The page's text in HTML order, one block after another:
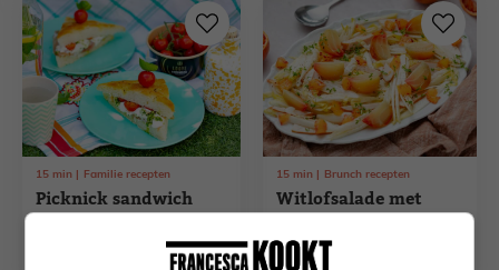
Picknick sandwich
Honingtomaten en
15 min Familie recepten
Witlofsalade met
sinaasappel
15 min Brunch recepten